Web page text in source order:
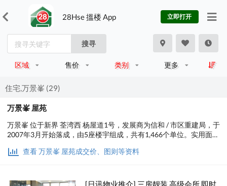
28Hse 搵楼 App 立即打开
搜寻
区域 售价 类别 更多
住宅,万景峯 (29)
万景峯 屋苑
万景峯 位于新界 荃湾西 杨屋道1号，发展商为信和 / 市区重建局，于
2007年3月开始落成，由5座楼宇组成，共有1,466个单位。实用面积
施、娱乐设施、餐饮设施、美容/保健、休闲区；交通便利，步行至
查看 万景峯 屋苑成交价、图则等资料
[日讯物业推介] 三房靓装 高级会所 即时